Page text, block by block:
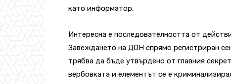
като информатор.
Интересна е последователността от
Завеждането на ДОН спрямо регистриран
трябва да бъде утвърдено от главния
вербовката и елементът се е